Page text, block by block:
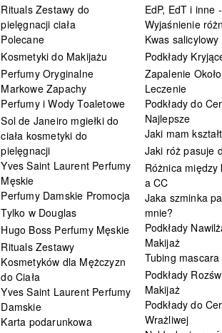
Rituals Zestawy do
pielęgnacji ciała
Polecane
Kosmetyki do Makijażu
Perfumy Oryginalne
Markowe Zapachy
Perfumy i Wody Toaletowe
Sol de Janeiro mgiełki do
ciała kosmetyki do
pielęgnacji
Yves Saint Laurent Perfumy
Męskie
Perfumy Damskie Promocja
Tylko w Douglas
Hugo Boss Perfumy Męskie
Rituals Zestawy
Kosmetyków dla Mężczyzn
do Ciała
Yves Saint Laurent Perfumy
Damskie
Karta podarunkowa
EdP, EdT i inne -
Wyjaśnienie
Kwas salicylowy
Podkłady
Zapalenie
Leczenie
Podkłady do
Najlepsze
Jaki mam
Jaki róż pasuje
Różnica między
a CC
Jaka szminka
mnie?
Podkłady
Makijaż
Tubing mascara
Podkłady
Makijaż
Podkłady do
Wrażliwej